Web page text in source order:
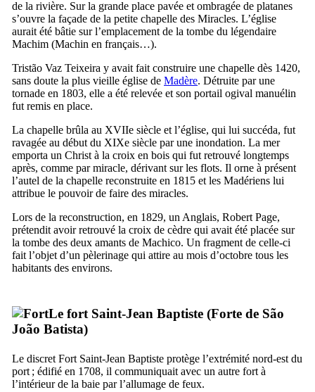
de la rivière. Sur la grande place pavée et ombragée de platanes
s’ouvre la façade de la petite chapelle des Miracles. L’église
aurait été bâtie sur l’emplacement de la tombe du légendaire
Machim (Machin en français…).
Tristão Vaz Teixeira y avait fait construire une chapelle dès 1420,
sans doute la plus vieille église de Madère. Détruite par une
tornade en 1803, elle a été relevée et son portail ogival manuélin
fut remis en place.
La chapelle brûla au XVIIe siècle et l’église, qui lui succéda, fut
ravagée au début du XIXe siècle par une inondation. La mer
emporta un Christ à la croix en bois qui fut retrouvé longtemps
après, comme par miracle, dérivant sur les flots. Il orne à présent
l’autel de la chapelle reconstruite en 1815 et les Madériens lui
attribue le pouvoir de faire des miracles.
Lors de la reconstruction, en 1829, un Anglais, Robert Page,
prétendit avoir retrouvé la croix de cèdre qui avait été placée sur
la tombe des deux amants de Machico. Un fragment de celle-ci
fait l’objet d’un pèlerinage qui attire au mois d’octobre tous les
habitants des environs.
Le fort Saint-Jean Baptiste (Forte de São
João Batista)
Le discret Fort Saint-Jean Baptiste protège l’extrémité nord-est du
port ; édifié en 1708, il communiquait avec un autre fort à
l’intérieur de la baie par l’allumage de feux.